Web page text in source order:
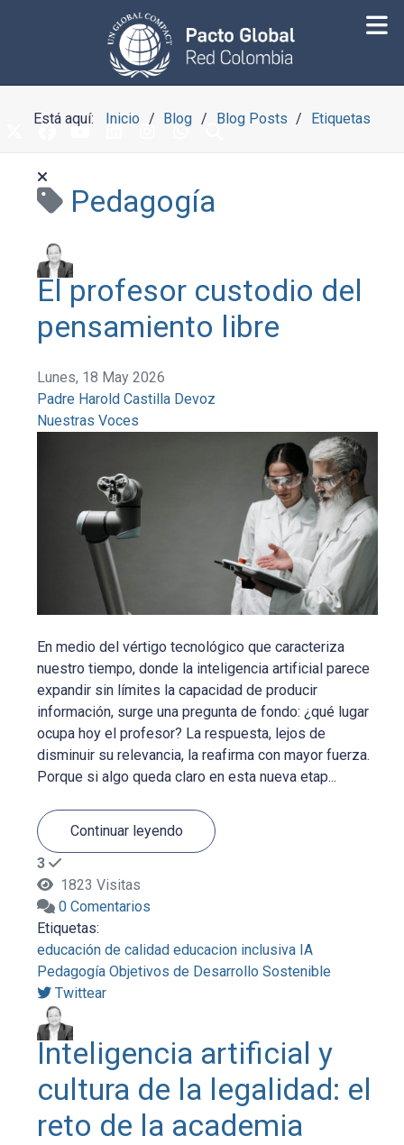
Está aquí: Inicio Blog Blog Posts Etiquetas
Pedagogía
El profesor custodio del
pensamiento libre
Lunes, 18 May 2026
Padre Harold Castilla Devoz
Nuestras Voces
En medio del vértigo tecnológico que caracteriza
nuestro tiempo, donde la inteligencia artificial parece
expandir sin límites la capacidad de producir
información, surge una pregunta de fondo: ¿qué lugar
ocupa hoy el profesor? La respuesta, lejos de
disminuir su relevancia, la reafirma con mayor fuerza.
Porque si algo queda claro en esta nueva etap...
Continuar leyendo
3
1823 Visitas
0 Comentarios
Etiquetas:
educación de calidad educacion inclusiva IA
Pedagogía Objetivos de Desarrollo Sostenible
Twittear
Inteligencia artificial y
cultura de la legalidad: el
reto de la academia